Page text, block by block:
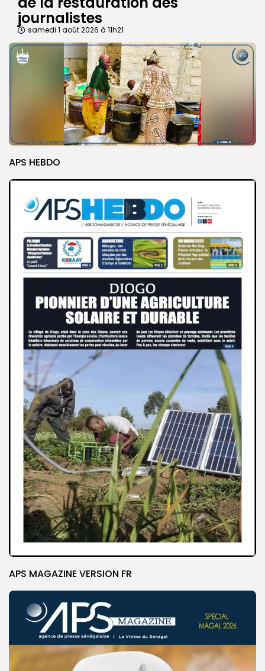
journalistes
samedi 1 août 2026 à 11h21
APS HEBDO
APS MAGAZINE VERSION FR